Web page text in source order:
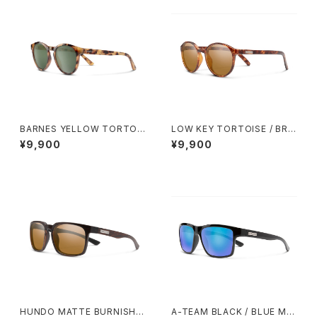
BARNES YELLOW TORTOI
SE / GRAY GREEN
¥9,900
LOW KEY TORTOISE / BRO
WN
¥9,900
HUNDO MATTE BURNISHE
A-TEAM BLACK / BLUE MIR